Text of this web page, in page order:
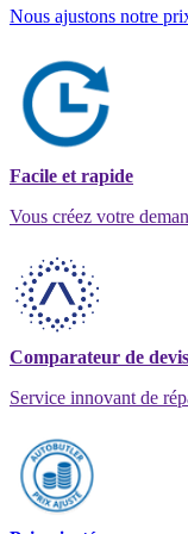
Nous ajustons notre
Facile et rapide
Vous créez votre
Comparateur de
Service innovant de